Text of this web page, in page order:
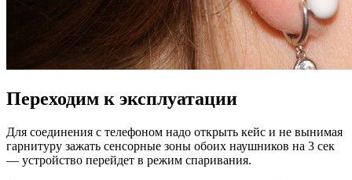
Переходим к эксплуатации
Для соединения с телефоном надо открыть кейс и не вынимая
гарнитуру зажать сенсорные зоны обоих наушников на 3 сек
— устройство перейдет в режим спаривания.